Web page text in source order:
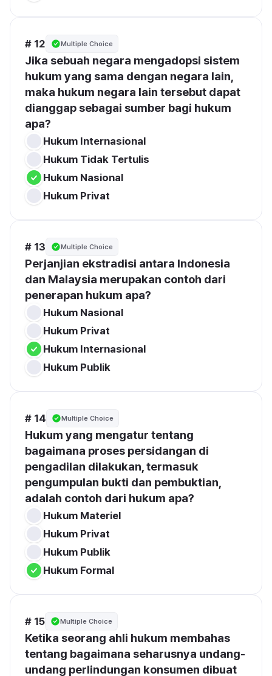
# 12 Multiple Choice
Jika sebuah negara mengadopsi sistem
hukum yang sama dengan negara lain,
maka hukum negara lain tersebut dapat
dianggap sebagai sumber bagi hukum
apa?
Hukum Internasional
Hukum Tidak Tertulis
Hukum Nasional
Hukum Privat
# 13 Multiple Choice
Perjanjian ekstradisi antara Indonesia
dan Malaysia merupakan contoh dari
penerapan hukum apa?
Hukum Nasional
Hukum Privat
Hukum Internasional
Hukum Publik
# 14 Multiple Choice
Hukum yang mengatur tentang
bagaimana proses persidangan di
pengadilan dilakukan, termasuk
pengumpulan bukti dan pembuktian,
adalah contoh dari hukum apa?
Hukum Materiel
Hukum Privat
Hukum Publik
Hukum Formal
# 15 Multiple Choice
Ketika seorang ahli hukum membahas
tentang bagaimana seharusnya undang-
undang perlindungan konsumen dibuat